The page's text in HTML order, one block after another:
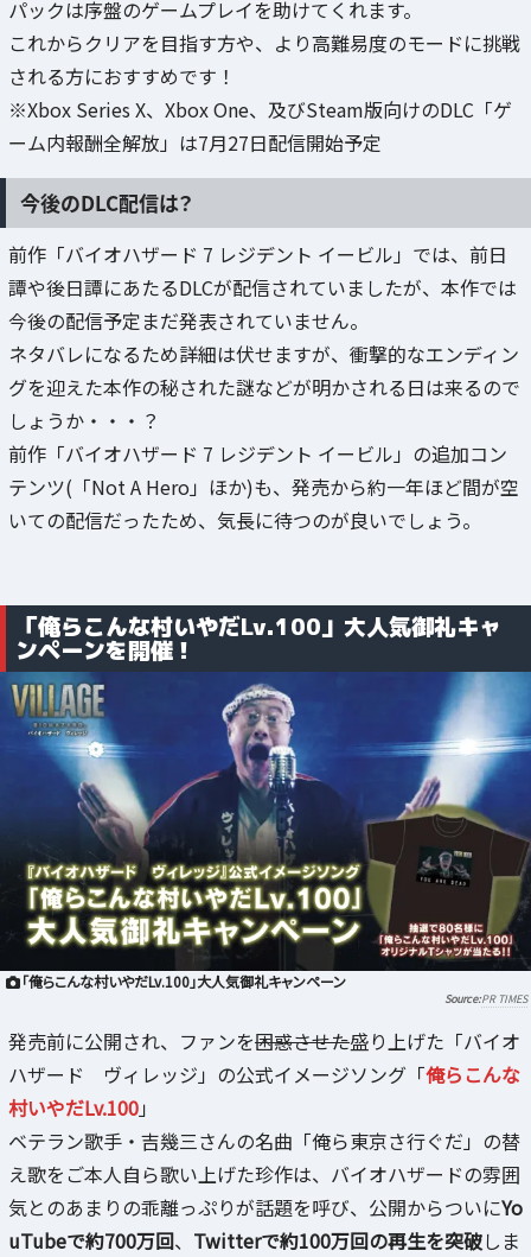
パックは序盤のゲームプレイを助けてくれます。
これからクリアを目指す方や、より高難易度のモードに挑戦
される方におすすめです！
※Xbox Series X、Xbox One、及びSteam版向けのDLC「ゲ
ーム内報酬全解放」は7月27日配信開始予定
今後のDLC配信は？
前作「バイオハザード 7 レジデント イービル」では、前日
譚や後日譚にあたるDLCが配信されていましたが、本作では
今後の配信予定まだ発表されていません。
ネタバレになるため詳細は伏せますが、衝撃的なエンディン
グを迎えた本作の秘された謎などが明かされる日は来るので
しょうか・・・？
前作「バイオハザード 7 レジデント イービル」の追加コン
テンツ(「Not A Hero」ほか)も、発売から約一年ほど間が空
いての配信だったため、気長に待つのが良いでしょう。
「俺らこんな村いやだLv.100」大人気御礼キャ
ンペーンを開催！
「俺らこんな村いやだLv.100」大人気御礼キャンペーン
PR TIMES
発売前に公開され、ファンを困惑させた盛り上げた「バイオ
ハザード ヴィレッジ」の公式イメージソング「俺らこんな
村いやだLv.100」
ベテラン歌手・吉幾三さんの名曲「‎俺ら東京さ行ぐだ」の替
え歌をご本人自ら歌い上げた珍作は、バイオハザードの雰囲
気とのあまりの乖離っぷりが話題を呼び、公開からついにYo
uTubeで約700万回、 Twitterで約100万回の再生を突破しま